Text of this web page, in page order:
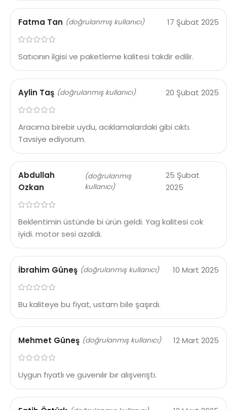
Fatma Tan (doğrulanmış kullanıcı) 17 Şubat 2025
Satıcının ilgisi ve paketleme kalitesi takdir edilir.
Aylin Taş (doğrulanmış kullanıcı) 20 Şubat 2025
Aracıma birebir uydu, acıklamalardaki gibi cıktı.
Tavsiye ediyorum.
Abdullah
Ozkan
(doğrulanmış
kullanıcı)
25 Şubat
2025
Beklentimin üstünde bi ürün geldi. Yag kalitesi cok
iyidi. motor sesi azaldı.
İbrahim Güneş (doğrulanmış kullanıcı) 10 Mart 2025
Bu kaliteye bu fiyat, ustam bile şaşırdı.
Mehmet Güneş (doğrulanmış kullanıcı) 12 Mart 2025
Uygun fıyatlı ve guvenılır bır alışverıştı.